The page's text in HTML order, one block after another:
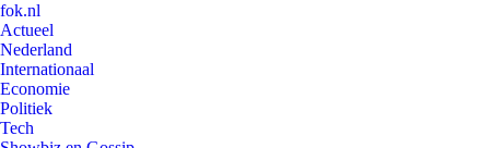
fok.nl
Actueel
Nederland
Internationaal
Economie
Politiek
Tech